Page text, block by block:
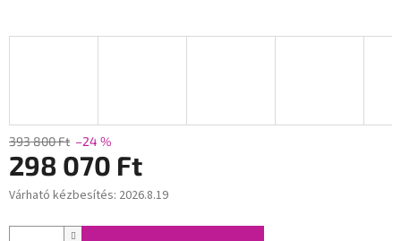
393 800 Ft –24 %
298 070 Ft
Egységár:
Várható kézbesítés: 2026.8.19